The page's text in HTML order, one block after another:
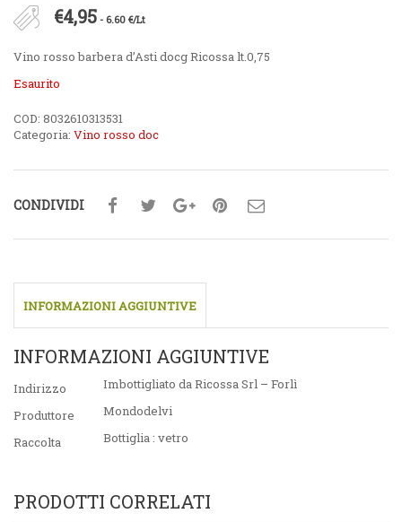
€4,95 - 6.60 €/Lt
Vino rosso barbera d’Asti docg Ricossa lt.0,75
Esaurito
COD: 8032610313531
Categoria: Vino rosso doc
CONDIVIDI
INFORMAZIONI AGGIUNTIVE
INFORMAZIONI AGGIUNTIVE
Indirizzo
Imbottigliato da Ricossa Srl – Forlì
Produttore
Mondodelvi
Raccolta
Bottiglia : vetro
PRODOTTI CORRELATI